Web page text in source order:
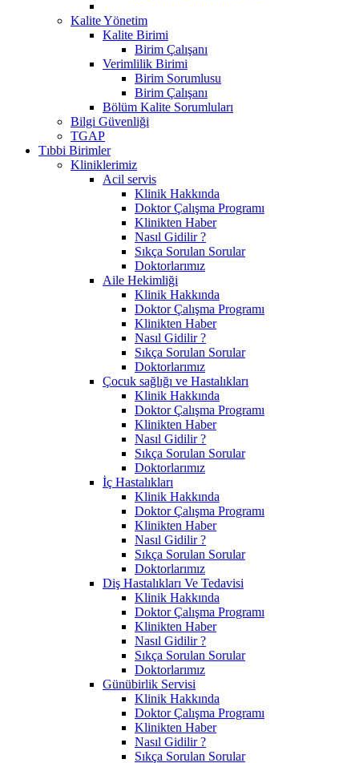
Kalite Yönetim
Kalite Birimi
Birim Çalışanı
Verimlilik Birimi
Birim Sorumlusu
Birim Çalışanı
Bölüm Kalite Sorumluları
Bilgi Güvenliği
TGAP
Tıbbi Birimler
Kliniklerimiz
Acil servis
Klinik Hakkında
Doktor Çalışma Programı
Klinikten Haber
Nasıl Gidilir ?
Sıkça Sorulan Sorular
Doktorlarımız
Aile Hekimliği
Klinik Hakkında
Doktor Çalışma Programı
Klinikten Haber
Nasıl Gidilir ?
Sıkça Sorulan Sorular
Doktorlarımız
Çocuk sağlığı ve Hastalıkları
Klinik Hakkında
Doktor Çalışma Programı
Klinikten Haber
Nasıl Gidilir ?
Sıkça Sorulan Sorular
Doktorlarımız
İç Hastalıkları
Klinik Hakkında
Doktor Çalışma Programı
Klinikten Haber
Nasıl Gidilir ?
Sıkça Sorulan Sorular
Doktorlarımız
Diş Hastalıkları Ve Tedavisi
Klinik Hakkında
Doktor Çalışma Programı
Klinikten Haber
Nasıl Gidilir ?
Sıkça Sorulan Sorular
Doktorlarımız
Günübirlik Servisi
Klinik Hakkında
Doktor Çalışma Programı
Klinikten Haber
Nasıl Gidilir ?
Sıkça Sorulan Sorular